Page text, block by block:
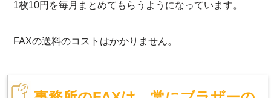
1枚10円を毎月まとめてもらうようになっています。
FAXの送料のコストはかかりません。